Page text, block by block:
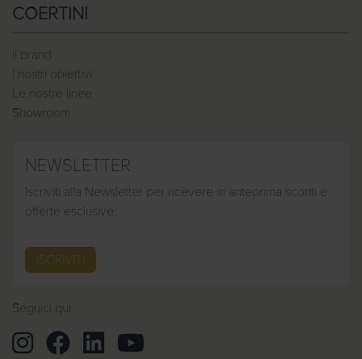
COERTINI
Il brand
I nostri obiettivi
Le nostre linee
Showroom
NEWSLETTER
Iscriviti alla Newsletter per ricevere in anteprima sconti e
offerte esclusive
ISCRIVITI
Seguici qui